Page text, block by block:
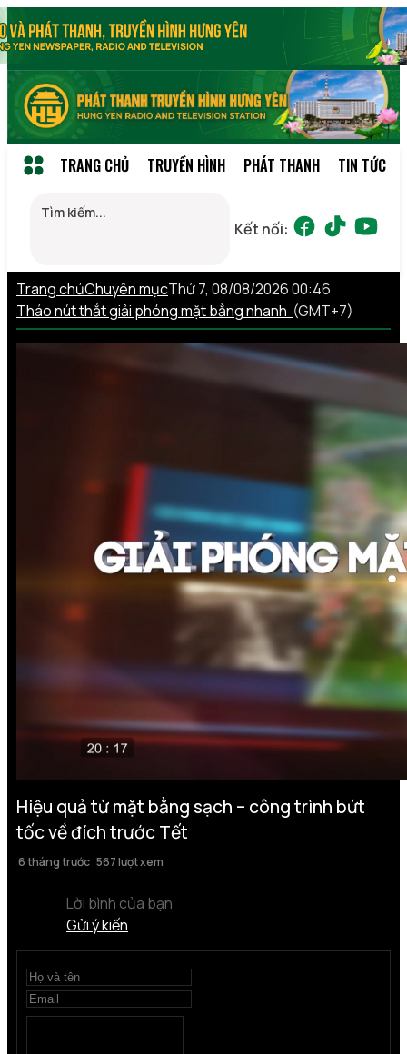
TRANG CHỦ TRUYỀN HÌNH PHÁT THANH TIN TỨC
Kết nối:
Trang chủChuyên mục
Tháo nút thắt giải phóng mặt bằng nhanh
Thứ 7, 08/08/2026 00:46
(GMT+7)
Hiệu quả từ mặt bằng sạch – công trình bứt
tốc về đích trước Tết
6 tháng trước 567 lượt xem
Lời bình của bạn
Gửi ý kiến